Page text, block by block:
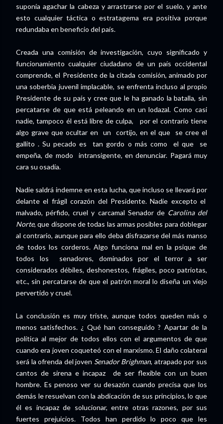
suponía agachar la cabeza y arrastrarse por el suelo, y ante
esto cualquier táctica o estratagema era positiva porque
redundaba en beneficio del país.
Creada una comisión de investigación, cuyo significado y
funcionamiento cualquier ciudadano de un país occidental
comprende, el Presidente de la citada comisión, animado por
una soberbia juvenil implacable, se enfrenta incluso al propio
Presidente de su país y cree que le ha ganado la batalla, sin
percatarse de que está peleando en un lodazal. Como casi
nadie, tampoco él está libre de culpa, por el contrario tiene
algo grave que ocultar en un cortijo, en el que se cree el
gallito . Su pecado es tan gordo o más como el que se
empeña, de modo intransigente, en denunciar. Pagará muy
cara su osadía.
Nadie saldrá indemne en esta lucha, que incluso se llevará por
delante el frágil corazón del Presidente. Nadie excepto el
malvado, pérfido, cruel y carcamal Senador de Carolina del
Norte, que dispone de todas las armas posibles para doblegar
al contrario, aunque para ello deba disfrazarse del más manso
de todos los corderos. Algo funciona mal en la psique de
todos los senadores, dominados por el terror a ser
considerados débiles, deshonestos, frágiles, poco patriotas,
etc., sin percatarse de que el patrón moral lo diseña un viejo
pervertido y cruel.
La conclusión es muy triste, aunque todos queden más o
menos satisfechos. ¿ Qué han conseguido ? Apartar de la
política al mejor de todos ellos con el argumentos de que
cuando era joven coqueteó con el marxismo. El daño colateral
será la ofrenda del joven Senador Brighman, atrapado por sus
cantos de sirena e incapaz de ser flexible con un buen
hombre. Es penoso ver su desazón cuando precisa que los
demás le resuelvan con la abdicación de sus principios, lo que
él es incapaz de solucionar, entre otras razones, por sus
fuertes prejuicios. Todos han perdido lo poco que les